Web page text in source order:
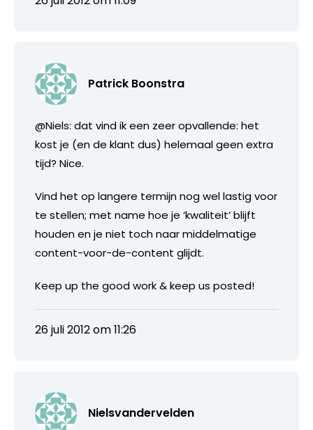
Patrick Boonstra
@Niels: dat vind ik een zeer opvallende: het
kost je (en de klant dus) helemaal geen extra
tijd? Nice.
Vind het op langere termijn nog wel lastig voor
te stellen; met name hoe je ‘kwaliteit’ blijft
houden en je niet toch naar middelmatige
content-voor-de-content glijdt.
Keep up the good work & keep us posted!
26 juli 2012 om 11:26
Nielsvandervelden